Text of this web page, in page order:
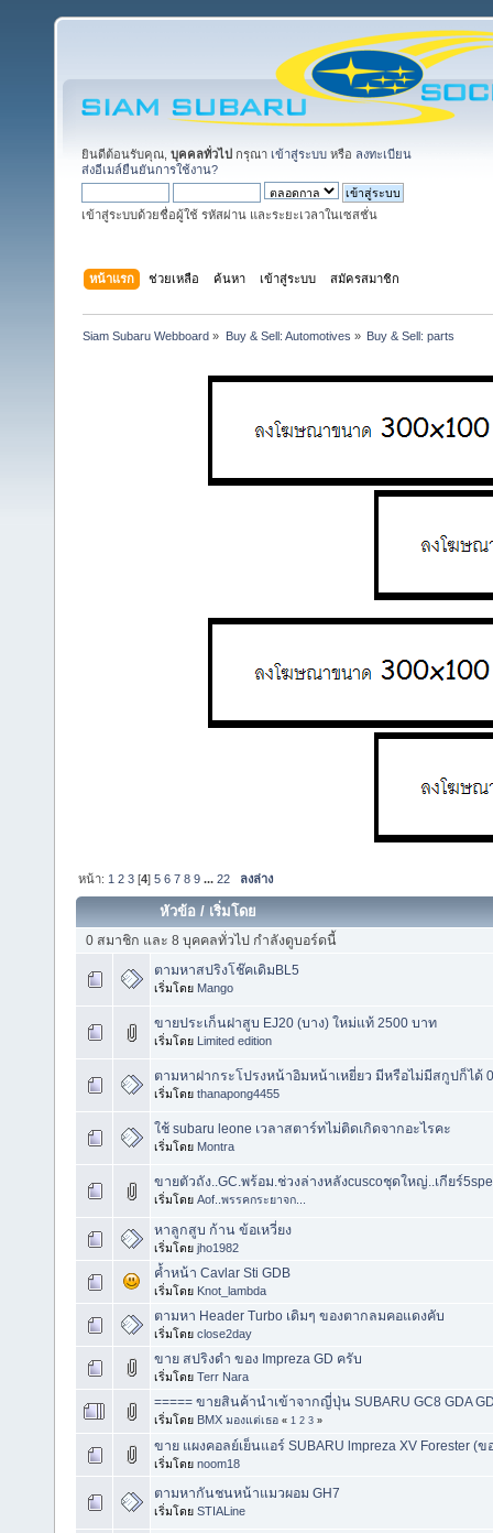
ยินดีต้อนรับคุณ, บุคคลทั่วไป กรุณา เข้าสู่ระบบ หรือ ลงทะเบียน
ส่งอีเมล์ยืนยันการใช้งาน?
เข้าสู่ระบบด้วยชื่อผู้ใช้ รหัสผ่าน และระยะเวลาในเซสชั่น
หน้าแรก ช่วยเหลือ ค้นหา เข้าสู่ระบบ สมัครสมาชิก
Siam Subaru Webboard » Buy & Sell: Automotives » Buy & Sell: parts
หน้า: 1 2 3 [4]5 6 7 8 9 ...22 ลงล่าง
หัวข้อ / เริ่มโดย
0 สมาชิก และ 8 บุคคลทั่วไป กำลังดูบอร์ดนี้
ตามหาสปริงโช๊คเดิมBL5
เริ่มโดย Mango
ขายประเก็นฝาสูบ EJ20 (บาง) ใหม่แท้ 2500 บาท
เริ่มโดย Limited edition
ตามหาฝากระโปรงหน้าอิมหน้าเหยี่ยว มีหรือไม่มีสกูปก็ได้
เริ่มโดย thanapong4455
ใช้ subaru leone เวลาสตาร์ทไม่ติดเกิดจากอะไรคะ
เริ่มโดย Montra
ขายตัวถัง..GC.พร้อม.ช่วงล่างหลังcuscoชุดใหญ่..เกียร์
เริ่มโดย Aof..พรรคกระยาจก...
หาลูกสูบ ก้าน ข้อเหวี่ยง
เริ่มโดย jho1982
ค้ำหน้า Cavlar Sti GDB
เริ่มโดย Knot_lambda
ตามหา Header Turbo เดิมๆ ของตากลมคอแดงคับ
เริ่มโดย close2day
ขาย สปริงดำ ของ Impreza GD ครับ
เริ่มโดย Terr Nara
===== ขายสินค้านำเข้าจากญี่ปุ่น SUBARU GC8 GDA
เริ่มโดย BMX มองแต่เธอ « 1 2 3 »
ขาย แผงคอลย์เย็นแอร์ SUBARU lmpreza XV Forester (
เริ่มโดย noom18
ตามหากันชนหน้าแมวผอม GH7
เริ่มโดย STIALine